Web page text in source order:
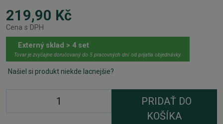
219,90 Kč
Cena s DPH
Externý sklad > 4 set
Tovar je zvyčajne doručovaný do 5 pracovných dní od prijatia objednávky.
Našiel si produkt niekde lacnejšie?
PRIDAŤ DO
KOŠÍKA